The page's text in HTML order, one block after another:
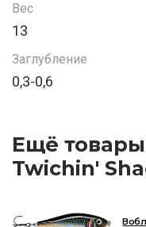
Вес
13
Заглубление
0,3-0,6
Ещё
Twichin'